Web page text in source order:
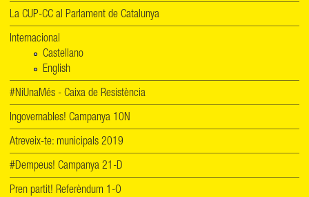
La CUP-CC al Parlament de Catalunya
Internacional
Castellano
English
#NiUnaMés - Caixa de Resistència
Ingovernables! Campanya 10N
Atreveix-te: municipals 2019
#Dempeus! Campanya 21-D
Pren partit! Referèndum 1-O